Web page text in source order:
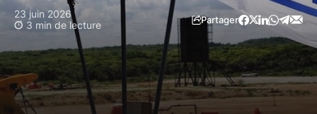
23 juin 2026
3 min de lecture
Partager